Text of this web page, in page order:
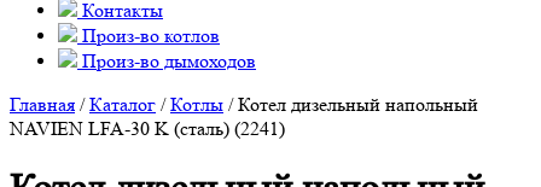
Контакты
Произ-во котлов
Произ-во дымоходов
Главная /Каталог /Котлы / Котел дизельный напольный
NAVIEN LFA-30 K (сталь) (2241)